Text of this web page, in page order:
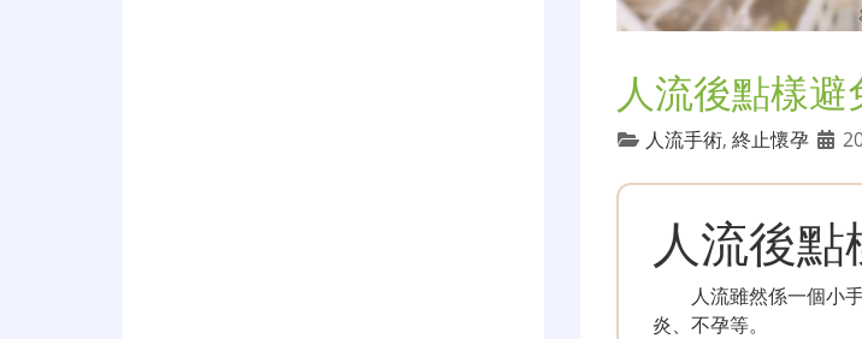
人流後點樣
人流手術, 終止懷孕
人流後點
人流雖然係一個小
炎、不孕等。